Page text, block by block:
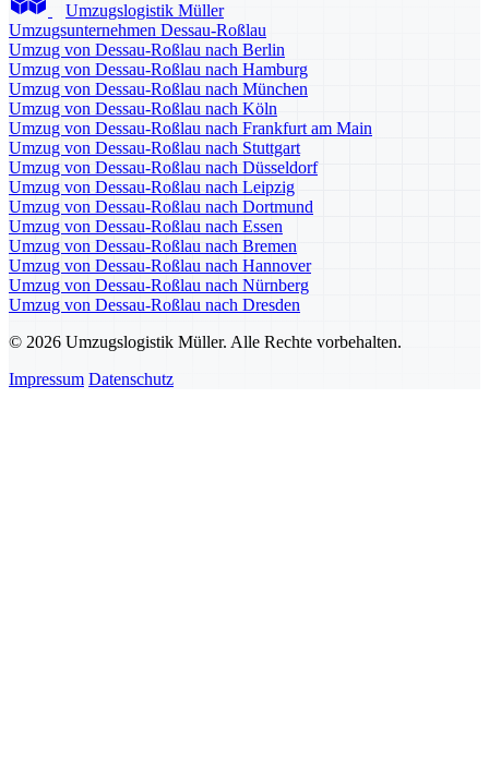
Umzugslogistik Müller
Umzugsunternehmen Dessau-Roßlau
Umzug von Dessau-Roßlau nach Berlin
Umzug von Dessau-Roßlau nach Hamburg
Umzug von Dessau-Roßlau nach München
Umzug von Dessau-Roßlau nach Köln
Umzug von Dessau-Roßlau nach Frankfurt am Main
Umzug von Dessau-Roßlau nach Stuttgart
Umzug von Dessau-Roßlau nach Düsseldorf
Umzug von Dessau-Roßlau nach Leipzig
Umzug von Dessau-Roßlau nach Dortmund
Umzug von Dessau-Roßlau nach Essen
Umzug von Dessau-Roßlau nach Bremen
Umzug von Dessau-Roßlau nach Hannover
Umzug von Dessau-Roßlau nach Nürnberg
Umzug von Dessau-Roßlau nach Dresden
© 2026 Umzugslogistik Müller. Alle Rechte vorbehalten.
Impressum Datenschutz